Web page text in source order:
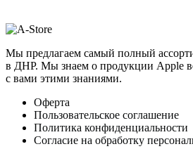
Мы предлагаем самый полный
в ДНР. Мы знаем о продукции Apple
с вами этими знаниями.
Оферта
Пользовательское соглашение
Политика конфиденциальности
Согласие на обработку